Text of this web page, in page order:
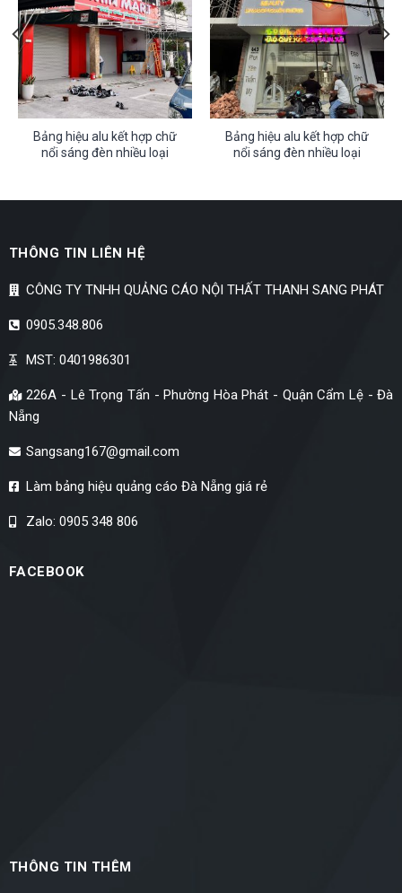
Bảng hiệu alu kết hợp chữ
nổi sáng đèn nhiều loại
Bảng hiệu alu kết hợp chữ
nổi sáng đèn nhiều loại
THÔNG TIN LIÊN HỆ
CÔNG TY TNHH QUẢNG CÁO NỘI THẤT THANH SANG PHÁT
0905.348.806
MST: 0401986301
226A - Lê Trọng Tấn - Phường Hòa Phát - Quận Cẩm Lệ - Đà
Nẵng
Sangsang167@gmail.com
Làm bảng hiệu quảng cáo Đà Nẵng giá rẻ
Zalo: 0905 348 806
FACEBOOK
THÔNG TIN THÊM